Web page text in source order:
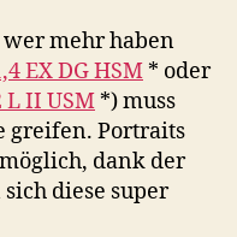
mehr haben
EX DG HSM * oder
L II USM *) muss
greifen. Portraits
dank der
diese super